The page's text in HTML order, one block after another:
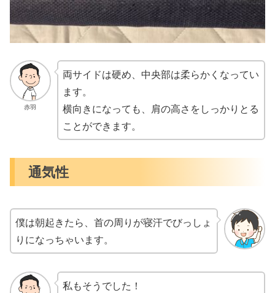
赤羽
両サイドは硬め、中央部は柔らかくなってい
ます。
横向きになっても、肩の高さをしっかりとる
ことができます。
通気性
僕は朝起きたら、首の周りが寝汗でびっしょ
りになっちゃいます。
私もそうでした！